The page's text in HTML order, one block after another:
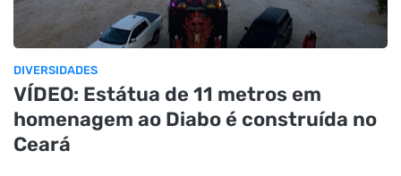
DIVERSIDADES
VÍDEO: Estátua de 11 metros em
homenagem ao Diabo é construída no
Ceará